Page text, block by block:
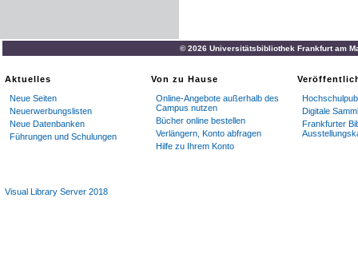
© 2026 Universitätsbibliothek Frankfurt am
Aktuelles
Neue Seiten
Neuerwerbungslisten
Neue Datenbanken
Führungen und Schulungen
Von zu Hause
Online-Angebote außerhalb des
Campus nutzen
Bücher online bestellen
Verlängern, Konto abfragen
Hilfe zu Ihrem Konto
Digitale
Frankfurter
Visual Library Server 2018